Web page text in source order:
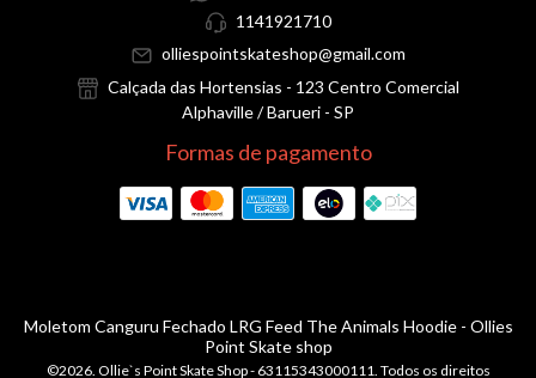
1141921710
olliespointskateshop@gmail.com
Calçada das Hortensias - 123 Centro Comercial
Alphaville / Barueri - SP
Formas de pagamento
Moletom Canguru Fechado LRG Feed The Animals Hoodie- Ollies
Point Skate shop
©2026. Ollie`s Point Skate Shop - 63115343000111. Todos os direitos